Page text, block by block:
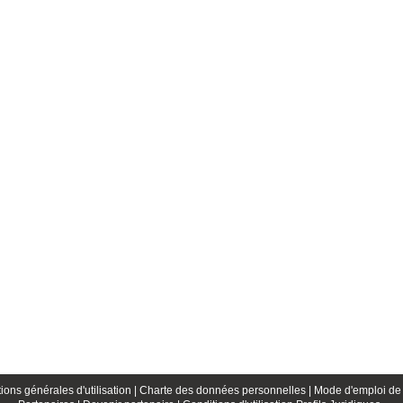
générales d'utilisation | Charte des données personnelles | Mode d'emploi de